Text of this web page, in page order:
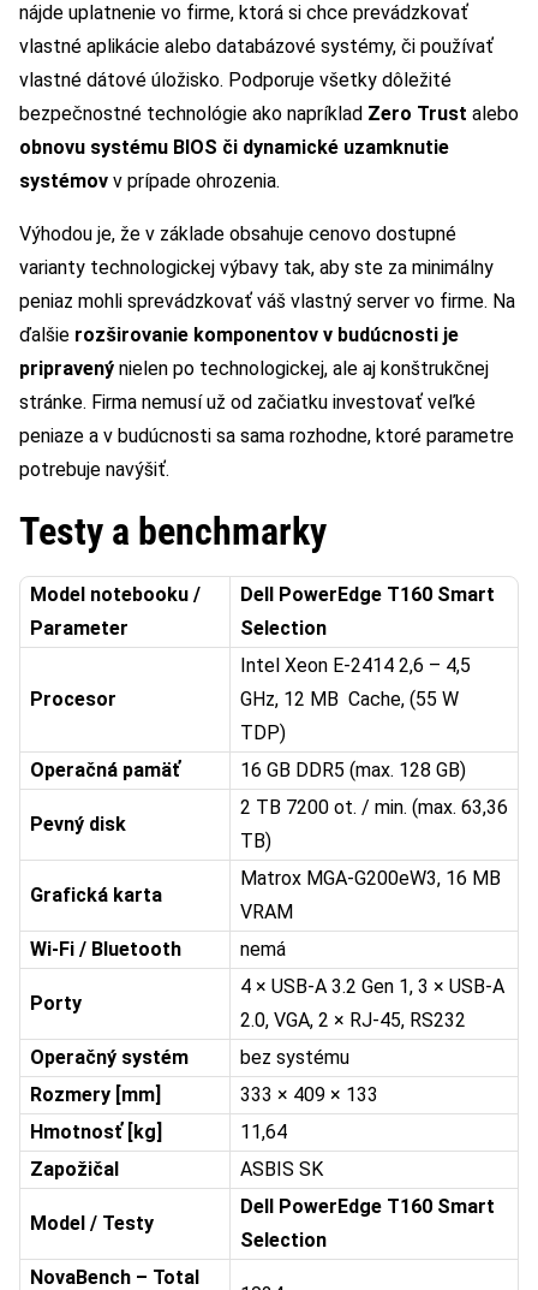
nájde uplatnenie vo firme, ktorá si chce prevádzkovať
vlastné aplikácie alebo databázové systémy, či používať
vlastné dátové úložisko. Podporuje všetky dôležité
bezpečnostné technológie ako napríklad Zero Trust alebo
obnovu systému BIOS či dynamické uzamknutie
systémov v prípade ohrozenia.
Výhodou je, že v základe obsahuje cenovo dostupné
varianty technologickej výbavy tak, aby ste za minimálny
peniaz mohli sprevádzkovať váš vlastný server vo firme. Na
ďalšie rozširovanie komponentov v budúcnosti je
pripravený nielen po technologickej, ale aj konštrukčnej
stránke. Firma nemusí už od začiatku investovať veľké
peniaze a v budúcnosti sa sama rozhodne, ktoré parametre
potrebuje navýšiť.
Testy a benchmarky
Model notebooku /
Parameter
Dell PowerEdge T160 Smart
Selection
Procesor
Intel Xeon E-2414 2,6 – 4,5
GHz, 12 MB Cache, (55 W
TDP)
Operačná pamäť
16 GB DDR5 (max. 128 GB)
Pevný disk
2 TB 7200 ot. / min. (max. 63,36
TB)
Grafická karta
Matrox MGA-G200eW3, 16 MB
VRAM
Wi-Fi / Bluetooth
nemá
Porty
4 × USB-A 3.2 Gen 1, 3 × USB-A
2.0, VGA, 2 × RJ-45, RS232
Operačný systém
bez systému
Rozmery [mm]
333 × 409 × 133
Hmotnosť [kg]
11,64
Zapožičal
ASBIS SK
Model / Testy
Dell PowerEdge T160 Smart
Selection
NovaBench – Total